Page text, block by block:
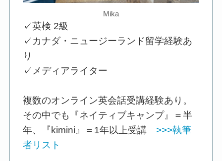
Mika
✓英検 2級
✓カナダ・ニュージーランド留学経験あ
り
✓メディアライター
複数のオンライン英会話受講経験あり。
その中でも『ネイティブキャンプ』＝半
年、『kimini』＝1年以上受講 >>>執筆
者リスト